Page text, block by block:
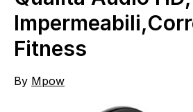
Fitness
By Mpow